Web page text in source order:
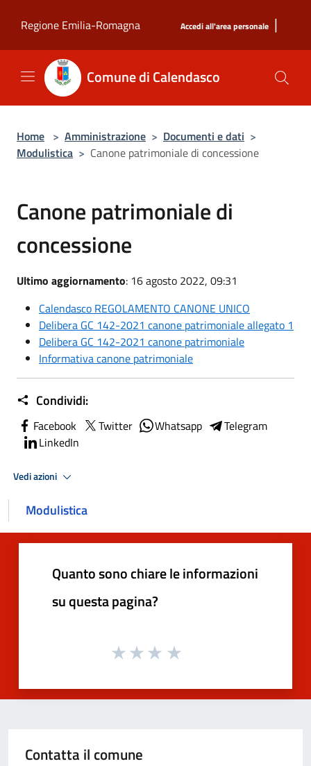
Regione Emilia-Romagna
Accedi all'area personale |
Comune di Calendasco
Home > Amministrazione > Documenti e dati >
Modulistica > Canone patrimoniale di concessione
Canone patrimoniale di
concessione
Ultimo aggiornamento: 16 agosto 2022, 09:31
Calendasco REGOLAMENTO CANONE UNICO
Delibera GC 142-2021 canone patrimoniale allegato 1
Delibera GC 142-2021 canone patrimoniale
Informativa canone patrimoniale
Condividi:
Facebook Twitter Whatsapp
Telegram
LinkedIn
Vedi azioni
Modulistica
Quanto sono chiare le informazioni
su questa pagina?
Contatta il comune